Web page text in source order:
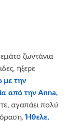
ζωντάνια
ήξερε
με την
από την Anna,
αγαπάει πολύ
Ήθελε,